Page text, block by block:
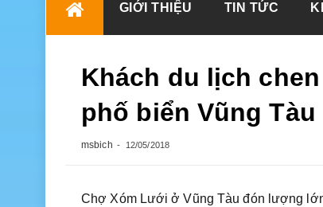
GIỚI THIỆU TIN TỨC
Khách du lịch
phố biển Vũng Tàu
msbich 12/05/2018
Chợ Xóm Lưới ở Vũng Tàu đón lượng